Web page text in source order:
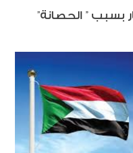
بسبب ” الحصانة”